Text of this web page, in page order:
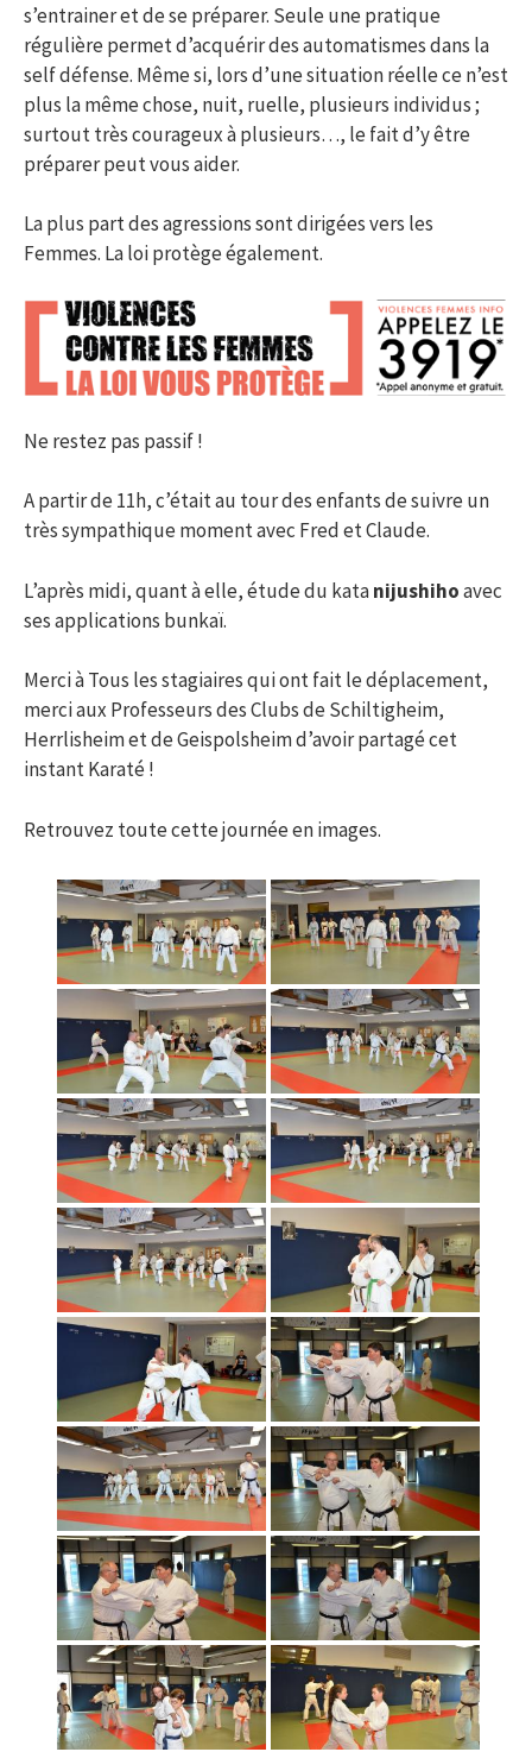
s’entrainer et de se préparer. Seule une pratique
régulière permet d’acquérir des automatismes dans la
self défense. Même si, lors d’une situation réelle ce n’est
plus la même chose, nuit, ruelle, plusieurs individus ;
surtout très courageux à plusieurs…, le fait d’y être
préparer peut vous aider.
La plus part des agressions sont dirigées vers les
Femmes. La loi protège également.
Ne restez pas passif !
A partir de 11h, c’était au tour des enfants de suivre un
très sympathique moment avec Fred et Claude.
L’après midi, quant à elle, étude du katanijushihoavec
ses applications bunkaï.
Merci à Tous les stagiaires qui ont fait le déplacement,
merci aux Professeurs des Clubs de Schiltigheim,
Herrlisheim et de Geispolsheim d’avoir partagé cet
instant Karaté !
Retrouvez toute cette journée en images.